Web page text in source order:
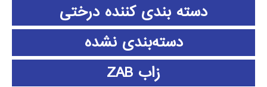
دسته بندی کننده درختی
دسته‌بندی نشده
زاب ZAB